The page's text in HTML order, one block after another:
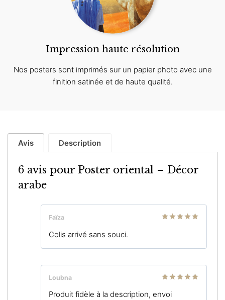
Impression haute résolution
Nos posters sont imprimés sur un papier photo avec une
finition satinée et de haute qualité.
Avis Description
6 avis pour Poster oriental – Décor
arabe
Faïza
Colis arrivé sans souci.
5
Loubna
Produit fidèle à la description, envoi